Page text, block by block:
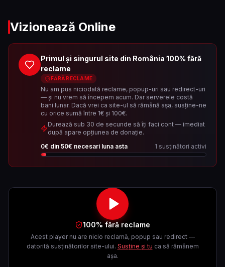
Vizionează Online
Primul și singurul site din România 100% fără
reclame
FĂRĂ RECLAME
Nu am pus niciodată reclame, popup-uri sau redirect-uri
— și nu vrem să începem acum. Dar serverele costă
bani lunar. Dacă vrei ca site-ul să rămână așa, susține-ne
cu orice sumă între 1€ și 100€.
Durează sub 30 de secunde să îți faci cont — imediat
după apare opțiunea de donație.
0€ din 50€ necesari luna asta 1 susținători activi
100% fără reclame
Acest player nu are nicio reclamă, popup sau redirect —
datorită susținătorilor site-ului. Susține și tu ca să rămânem
așa.